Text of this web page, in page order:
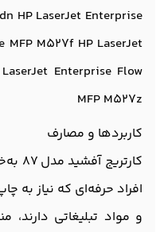
HP LaserJet Enterprise
MFP M527f HP LaserJet
Enterprise Flow
MFP M527z
کاربردها و مصارف
افراد حرفه‌ای که نیاز
و مواد تبلیغاتی